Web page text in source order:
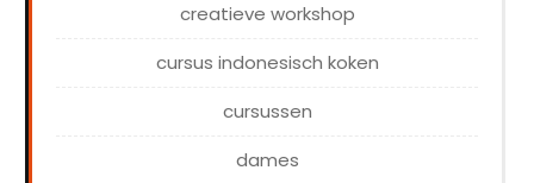
creatieve workshop
cursus indonesisch koken
cursussen
dames